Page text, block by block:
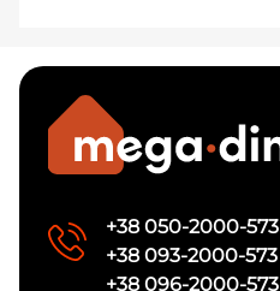
+38 050-2000-573
+38 093-2000-573
+38 096-2000-573